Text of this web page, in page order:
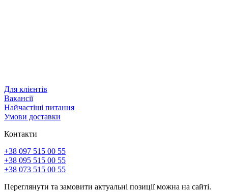
Для клієнтів
Вакансії
Найчастіші питання
Умови доставки
Контакти
+38 097 515 00 55
+38 095 515 00 55
+38 073 515 00 55
Переглянути та замовити актуальні позиції можна на сайті.